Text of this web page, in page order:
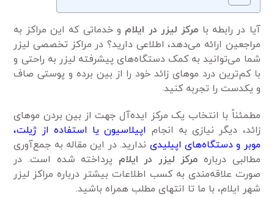
آیا در رابطه با مرکز لیزر در ایلام و خدماتی که این مراکز به
مراجعین ارائه می‌دهد، اطلاعی دارید؟ در مراکز تخصصی لیزر
شما می‌توانید به کمک دستگاه‌های پیشرفته لیزر به راحتی و
با کم‌ترین درد موهای زائد خود را از بین برده و پوستی صاف
و یکدست را تجربه کنید.
مطمئناً با انتخاب یک مرکز ‌ایده‌آل جهت از بین بردن مو‌های
زائد، دیگر نیازی به انجام اپیلاسیون یا استفاده از ژیلت،
موبر و دستگاه‌های اپیلیدی ندارید. در این مقاله به جمع‌آوری
مطالبی درباره مرکز لیزر در ایلام پرداخته شده است. در
صورت علاقه‌مندی به کسب اطلاعات بیشتر درباره مراکز لیزر
شهر ایلام، با ما تا انتهای مطلب همراه باشید.